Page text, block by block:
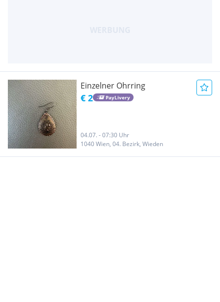
Einzelner Ohrring
€ 2 PayLivery
04.07. - 07:30 Uhr
1040 Wien, 04. Bezirk, Wieden